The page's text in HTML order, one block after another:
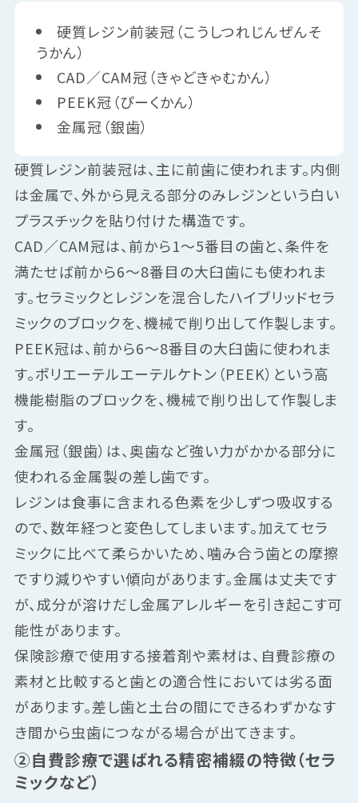
硬質レジン前装冠（こうしつれじんぜんそ
うかん）
CAD／CAM冠（きゃどきゃむかん）
PEEK冠（ぴーくかん）
金属冠（銀歯）
硬質レジン前装冠は、主に前歯に使われます。内側
は金属で、外から見える部分のみレジンという白い
プラスチックを貼り付けた構造です。
CAD／CAM冠は、前から1〜5番目の歯と、条件を
満たせば前から6〜8番目の大臼歯にも使われま
す。セラミックとレジンを混合したハイブリッドセラ
ミックのブロックを、機械で削り出して作製します。
PEEK冠は、前から6〜8番目の大臼歯に使われま
す。ポリエーテルエーテルケトン（PEEK）という高
機能樹脂のブロックを、機械で削り出して作製しま
す。
金属冠（銀歯）は、奥歯など強い力がかかる部分に
使われる金属製の差し歯です。
レジンは食事に含まれる色素を少しずつ吸収する
ので、数年経つと変色してしまいます。加えてセラ
ミックに比べて柔らかいため、噛み合う歯との摩擦
ですり減りやすい傾向があります。金属は丈夫です
が、成分が溶けだし金属アレルギーを引き起こす可
能性があります。
保険診療で使用する接着剤や素材は、自費診療の
素材と比較すると歯との適合性においては劣る面
があります。差し歯と土台の間にできるわずかなす
き間から虫歯につながる場合が出てきます。
②自費診療で選ばれる精密補綴の特徴（セラ
ミックなど）